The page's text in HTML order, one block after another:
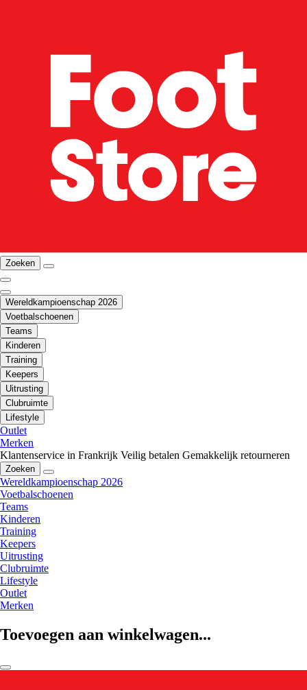
Zoeken
Wereldkampioenschap 2026
Voetbalschoenen
Teams
Kinderen
Training
Keepers
Uitrusting
Clubruimte
Lifestyle
Outlet
Merken
Klantenservice in Frankrijk Veilig betalen Gemakkelijk retourneren
Zoeken
Wereldkampioenschap 2026
Voetbalschoenen
Teams
Kinderen
Training
Keepers
Uitrusting
Clubruimte
Lifestyle
Outlet
Merken
Toevoegen aan winkelwagen...